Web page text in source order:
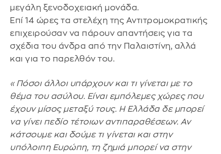
μεγάλη ξενοδοχειακή μονάδα.
Επί 14 ώρες τα στελέχη της Αντιτρομοκρατικής
επιχειρούσαν να πάρουν απαντήσεις για τα
σχέδια του άνδρα από την Παλαιστίνη, αλλά
και για το παρελθόν του.
«Πόσοι άλλοι υπάρχουν και τι γίνεται με το
θέμα του ασύλου. Είναι εμπόλεμες χώρες που
έχουν μίσος μεταξύ τους. Η Ελλάδα δε μπορεί
να γίνει πεδίο τέτοιων αντιπαραθέσεων. Αν
κάτσουμε και δούμε τι γίνεται και στην
υπόλοιπη Ευρώπη, τη ζημιά μπορεί να στην